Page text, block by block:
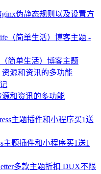
伪静态规则以及设置方
简单生活）博客主题
源和资讯的多功能
主题插件和小程序买1送1